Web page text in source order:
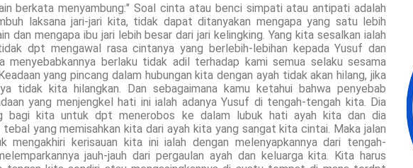
berkata menyambung:" Soal cinta atau benci simpati atau antipati adalah
laksana jari-jari kita, tidak dapat ditanyakan mengapa yang satu lebih
dan mengapa ibu jari lebih besar dari jari kelingking. Yang kita sesalkan ialah
dpt mengawal rasa cintanya yang berlebih-lebihan kepada Yusuf dan
menyebabkannya berlaku tidak adil terhadap kami semua selaku sesama
yang pincang dalam hubungan kita dengan ayah tidak akan hilang, jika
tidak kita hilangkan. Dan sebagaimana kamu ketahui bahwa penyebab
yang menjengkel hati ini ialah adanya Yusuf di tengah-tengah kita. Dia
bagi kita untuk dpt menerobos ke dalam lubuk hati ayah kita dan dia
tebal yang memisahkan kita dari ayah kita yang sangat kita cintai. Maka jalan
mengakhiri kerisauan kita ini ialah dengan melenyapkannya dari tengah-
jauh-jauh dari pergaulan ayah dan keluarga kita. Kita harus